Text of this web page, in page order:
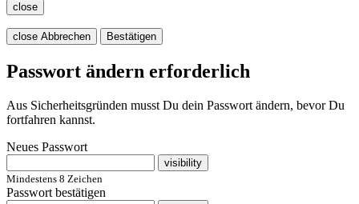
close
close Abbrechen Bestätigen
Passwort ändern erforderlich
Aus Sicherheitsgründen musst Du dein Passwort ändern, bevor Du
fortfahren kannst.
Neues Passwort
visibility
Mindestens 8 Zeichen
Passwort bestätigen